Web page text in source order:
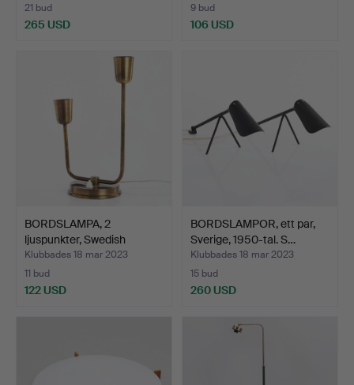
21 bud
265 USD
9 bud
106 USD
BORDSLAMPA, 2
ljuspunkter, Swedish
Modern,…
Klubbades 18 mar 2023
11 bud
122 USD
BORDSLAMPOR, ett par,
Sverige, 1950-tal. S…
Klubbades 18 mar 2023
15 bud
260 USD